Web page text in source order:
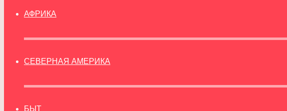
АФРИКА
СЕВЕРНАЯ АМЕРИКА
БЫТ